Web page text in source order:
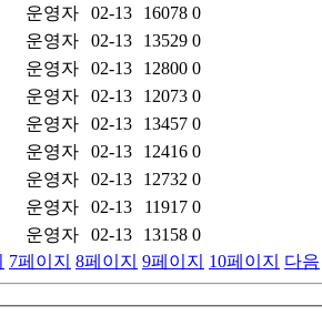
운영자 02-13 16078 0
운영자 02-13 13529 0
운영자 02-13 12800 0
운영자 02-13 12073 0
운영자 02-13 13457 0
운영자 02-13 12416 0
운영자 02-13 12732 0
운영자 02-13 11917 0
운영자 02-13 13158 0
7페이지 8페이지 9페이지 10페이지 다음